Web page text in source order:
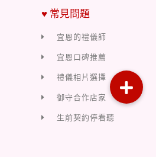
♥ 常見問題
宜恩的禮儀師
宜恩口碑推薦
禮儀相片選擇
御守合作店家
生前契約停看聽